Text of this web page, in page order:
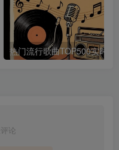
论